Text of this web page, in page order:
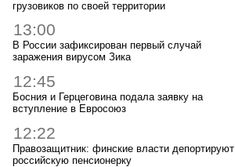
грузовиков по своей территории
13:00
В России зафиксирован первый случай
заражения вирусом Зика
12:45
Босния и Герцеговина подала заявку на
вступление в Евросоюз
12:22
Правозащитник: финские власти депортируют
российскую пенсионерку